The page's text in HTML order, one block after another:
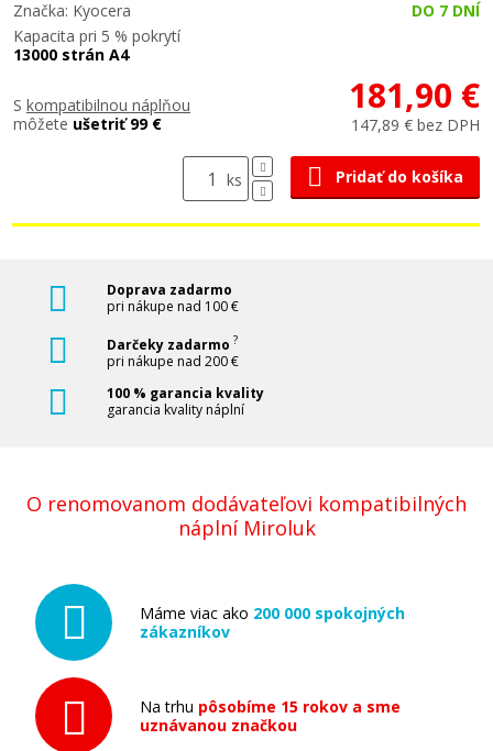
Značka: Kyocera
DO 7 DNÍ
Kapacita pri 5 % pokrytí
13000 strán A4
S kompatibilnou náplňou
môžete ušetriť 99 €
181,90 €
147,89 € bez DPH
ks Pridať do košíka
Doprava zadarmo
pri nákupe nad 100 €
Darčeky zadarmo ?
pri nákupe nad 200 €
100 % garancia kvality
garancia kvality náplní
O renomovanom dodávateľovi kompatibilných
náplní Miroluk
Máme viac ako 200 000 spokojných
zákazníkov
Na trhu pôsobíme 15 rokov a sme
uznávanou značkou